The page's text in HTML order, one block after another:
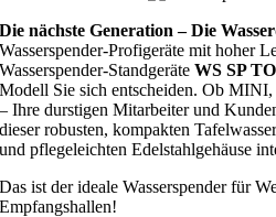
Die nächste Generation – Die
Wasserspender-Profigeräte mit hoher
Wasserspender-StandgeräteWS SP
Modell Sie sich entscheiden. Ob
– Ihre durstigen Mitarbeiter und
dieser robusten, kompakten
und pflegeleichten Edelstahlgehäuse
Das ist der ideale Wasserspender für
Empfangshallen!